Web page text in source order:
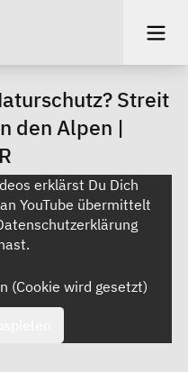
Streit
den Alpen |
erklärst Du Dich
YouTube übermittelt
(Cookie wird gesetzt)